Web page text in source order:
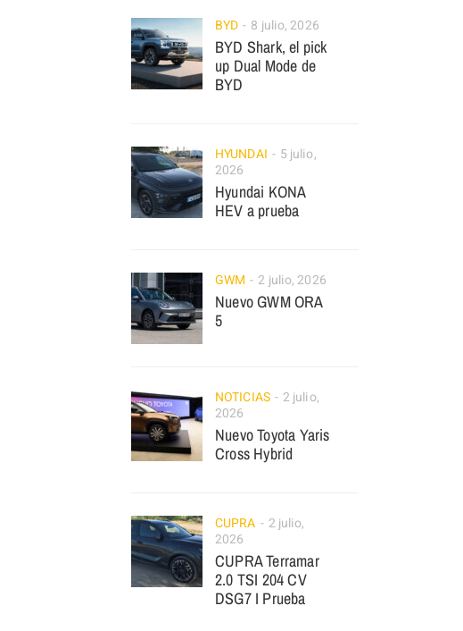
BYD 8 julio, 2026
BYD Shark, el pick
up Dual Mode de
BYD
HYUNDAI
5 julio,
2026
Hyundai KONA
HEV a prueba
GWM 2 julio, 2026
Nuevo GWM ORA
5
NOTICIAS
2 julio,
2026
Nuevo Toyota Yaris
Cross Hybrid
CUPRA
2 julio,
2026
CUPRA Terramar
2.0 TSI 204 CV
DSG7 I Prueba